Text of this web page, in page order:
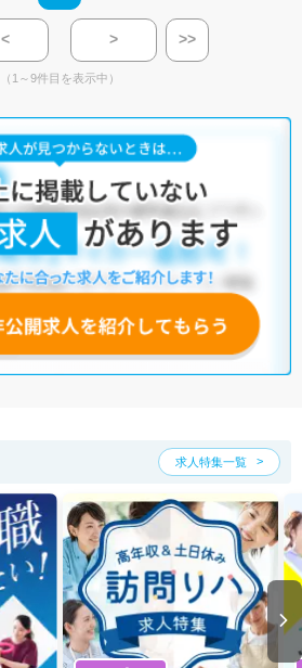
< > >>
（1～9件目を表示中）
求人特集一覧